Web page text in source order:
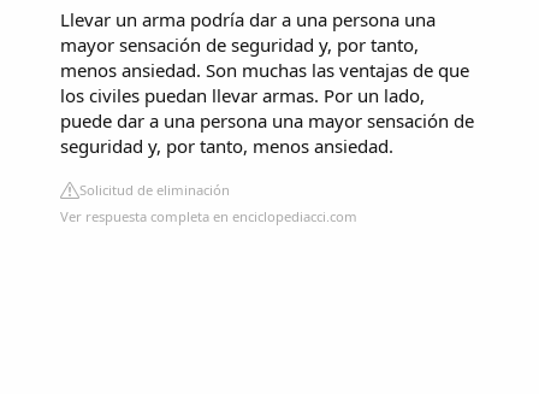
Llevar un arma podría dar a una persona una
mayor sensación de seguridad y, por tanto,
menos ansiedad. Son muchas las ventajas de que
los civiles puedan llevar armas. Por un lado,
puede dar a una persona una mayor sensación de
seguridad y, por tanto, menos ansiedad.
Solicitud de eliminación
Ver respuesta completa en enciclopediacci.com